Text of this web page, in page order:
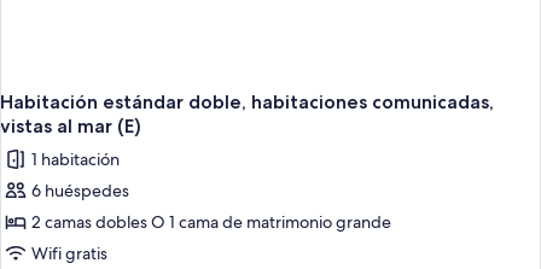
Habitación estándar doble, habitaciones comunicadas,
vistas al mar (E)
1 habitación
6 huéspedes
2 camas dobles O 1 cama de matrimonio grande
Wifi gratis